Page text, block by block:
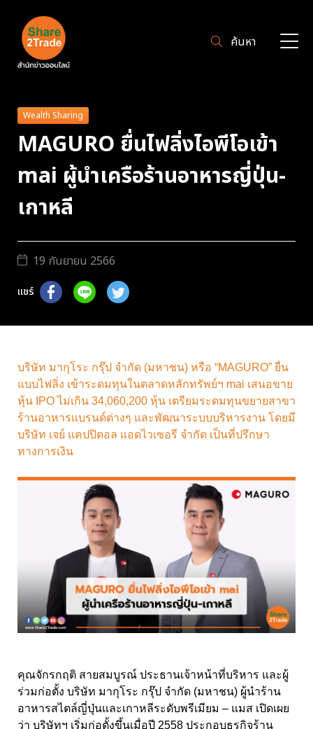
ค้นหา
Wealth Sharing
MAGURO ยื่นไฟลิ่งไอพีโอเข้า
mai ผู้นำเครือร้านอาหารญี่ปุ่น-
เกาหลี
19 กันยายน 2566
แชร์
บริษัท มากุโระ กรุ๊ป จำกัด (มหาชน) หรือ “MAGURO” ยื่น
แบบไฟลิ่ง เข้าระดมทุนในตลาดหลักทรัพย์ฯ mai เสนอขาย
หุ้น IPO ไม่เกิน 34,060,200 หุ้น เตรียมระดมทุนขยายสาขา
ร้านอาหารแบรนด์ต่างๆ และพัฒนาระบบบริหารงาน โดยมี
บริษัท เจย์ แคปปิตอล แอดไวเซอรี จำกัด เป็นที่ปรึกษา
ทางการเงิน
คุณจักรกฤติ สายสมบูรณ์ ประธานเจ้าหน้าที่บริหาร และผู้
ร่วมก่อตั้ง บริษัท มากุโระ กรุ๊ป จำกัด (มหาชน) ผู้นำร้าน
อาหารสไตล์ญี่ปุ่นและเกาหลีระดับพรีเมียม – แมส เปิดเผย
ว่า บริษัทฯ เริ่มก่อตั้งขึ้นเมื่อปี 2558 ประกอบธุรกิจร้าน